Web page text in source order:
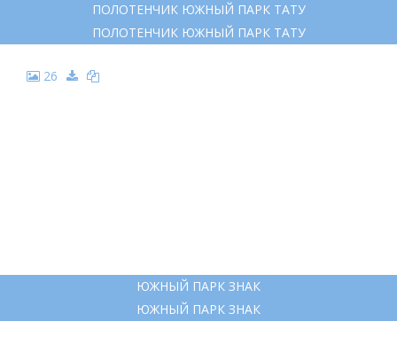
ПОЛОТЕНЧИК ЮЖНЫЙ ПАРК ТАТУ
ПОЛОТЕНЧИК ЮЖНЫЙ ПАРК ТАТУ
26
ЮЖНЫЙ ПАРК ЗНАК
ЮЖНЫЙ ПАРК ЗНАК